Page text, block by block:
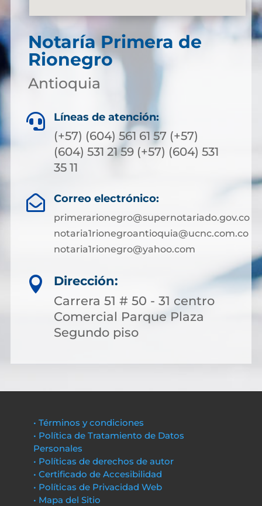
Notaría Primera de
Rionegro
Antioquia
 Líneas de atención:
(+57) (604) 561 61 57 (+57)
(604) 531 21 59 (+57) (604) 531
35 11
 Correo electrónico:
primerarionegro@supernotariado.gov.co
notaria1rionegroantioquia@ucnc.com.co
notaria1rionegro@yahoo.com

Dirección:
Carrera 51 # 50 - 31 centro
Comercial Parque Plaza
Segundo piso
• Términos y condiciones
• Política de Tratamiento de Datos
Personales
• Políticas de derechos de autor
• Certificado de Accesibilidad
• Políticas de Privacidad Web
• Mapa del Sitio